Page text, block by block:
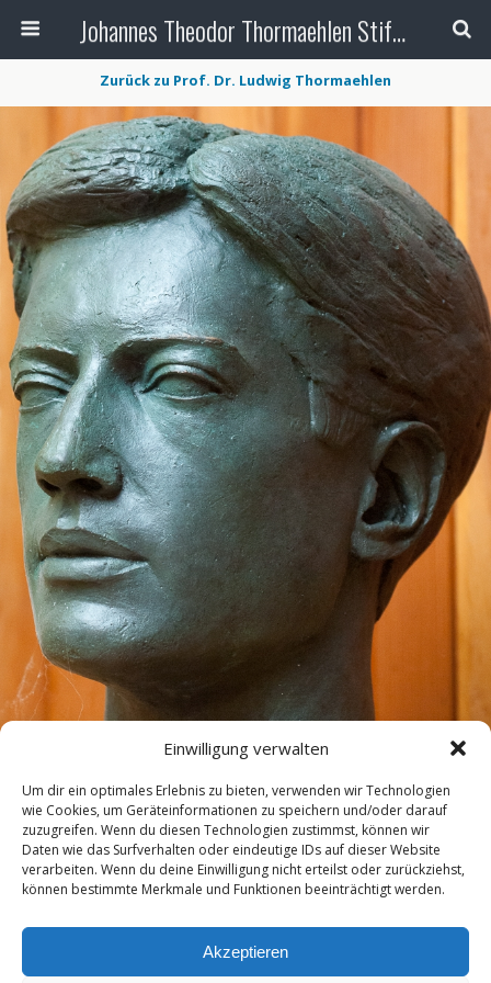
Einwilligung verwalten
Um dir ein optimales Erlebnis zu bieten, verwenden wir Technologien
wie Cookies, um Geräteinformationen zu speichern und/oder darauf
zuzugreifen. Wenn du diesen Technologien zustimmst, können wir
Daten wie das Surfverhalten oder eindeutige IDs auf dieser Website
verarbeiten. Wenn du deine Einwilligung nicht erteilst oder zurückziehst,
können bestimmte Merkmale und Funktionen beeinträchtigt werden.
Akzeptieren
Johannes Theodor Thormaehlen Stiftung
Zurück zu Prof. Dr. Ludwig Thormaehlen
Zum Seitenanfang